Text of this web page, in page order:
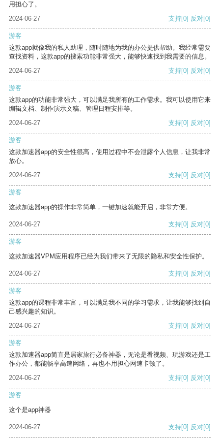
用担心了。
2024-06-27
支持[0] 反对[0]
游客
这款app就像我的私人助理，随时随地为我的办公提供帮助。我经常需要
查找资料，这款app的搜索功能非常强大，能够快速找到我需要的信息。
2024-06-27
支持[0] 反对[0]
游客
这款app的功能非常强大，可以满足我所有的工作需求。我可以使用它来
编辑文档、制作演示文稿、管理日程安排等。
2024-06-27
支持[0] 反对[0]
游客
这款加速器app的安全性很高，使用过程中不会泄露个人信息，让我非常
放心。
2024-06-27
支持[0] 反对[0]
游客
这款加速器app的操作非常简单，一键加速就能开启，非常方便。
2024-06-27 支持[0] 反对[0]
游客
这款加速器VPM应用程序已经为我们带来了无限的隐私和安全性保护。
2024-06-27 支持[0] 反对[0]
游客
这款app的课程非常丰富，可以满足我不同的学习需求，让我能够找到自
己感兴趣的知识。
2024-06-27
支持[0] 反对[0]
游客
这款加速器app简直是居家旅行必备神器，无论是看视频、玩游戏还是工
作办公，都能畅享高速网络，再也不用担心网速卡顿了。
2024-06-27
支持[0] 反对[0]
游客
这个是app神器
2024-06-27 支持[0] 反对[0]